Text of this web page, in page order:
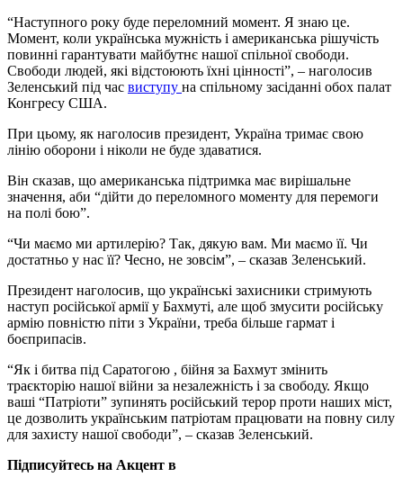
“Наступного року буде переломний момент. Я знаю це.
Момент, коли українська мужність і американська рішучість
повинні гарантувати майбутнє нашої спільної свободи.
Свободи людей, які відстоюють їхні цінності”, – наголосив
Зеленський під час виступу на спільному засіданні обох палат
Конгресу США.
При цьому, як наголосив президент, Україна тримає свою
лінію оборони і ніколи не буде здаватися.
Він сказав, що американська підтримка має вирішальне
значення, аби “дійти до переломного моменту для перемоги
на полі бою”.
“Чи маємо ми артилерію? Так, дякую вам. Ми маємо її. Чи
достатньо у нас її? Чесно, не зовсім”, – сказав Зеленський.
Президент наголосив, що українські захисники стримують
наступ російської армії у Бахмуті, але щоб змусити російську
армію повністю піти з України, треба більше гармат і
боєприпасів.
“Як і битва під Саратогою , бійня за Бахмут змінить
траєкторію нашої війни за незалежність і за свободу. Якщо
ваші “Патріоти” зупинять російський терор проти наших міст,
це дозволить українським патріотам працювати на повну силу
для захисту нашої свободи”, – сказав Зеленський.
Підписуйтесь на Акцент в